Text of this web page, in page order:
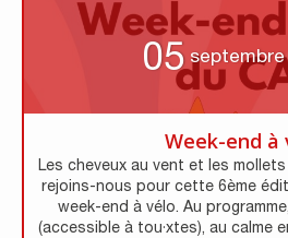
05 septembre
Week-end à
Les cheveux au vent et les
rejoins-nous pour cette 6ème
week-end à vélo. Au
(accessible à tou·xtes), au calme